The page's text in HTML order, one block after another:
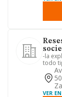
-la
todo
cria,
VER